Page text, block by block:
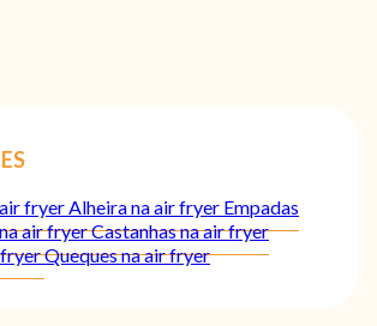
fryer Alheira na air fryer Empadas
air fryerCastanhas na air fryer
fryerQueques na air fryer